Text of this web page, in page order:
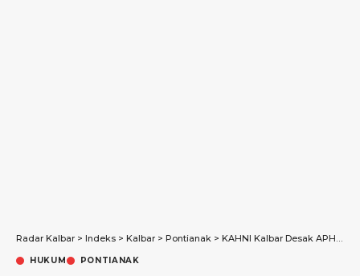
Radar Kalbar > Indeks > Kalbar > Pontianak > KAHNI Kalbar Desak APH Bongkar Pemilik 74 Ton Arang Bakau Ilegal, Muat di Tirta Ria Kubu Raya, Ketangkap di Tanjung Priok
HUKUM PONTIANAK